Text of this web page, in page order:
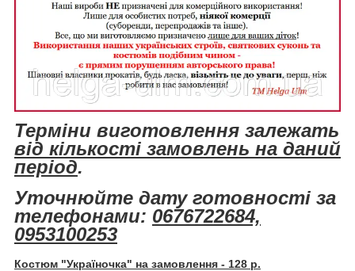
Терміни виготовлення залежать
від кількості замовлень на даний
період.
Уточнюйте дату готовності за
телефонами: 0676722684,
0953100253
Костюм "Україночка" на замовлення - 128 р.